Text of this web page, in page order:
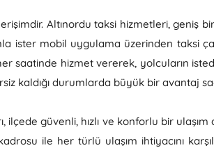
Altınordu taksi hizmetleri, geniş
ister mobil uygulama üzerinden taksi
saatinde hizmet vererek, yolcuların
kaldığı durumlarda büyük bir avantaj
güvenli, hızlı ve konforlu bir
ile her türlü ulaşım ihtiyacını